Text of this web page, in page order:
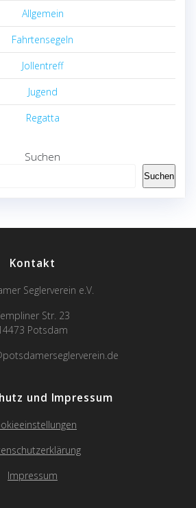
Allgemein
Fahrtensegeln
Jollentreff
Jugend
Regatta
Suchen
Suchen
Kontakt
Seglerverein e.V.
Str. 23
Potsdam
und Impressum
Impressum